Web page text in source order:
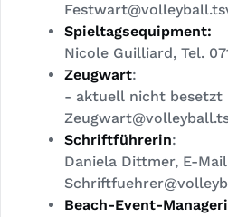
Spieltagsequipment:
Nicole Guilliard, Tel.
Zeugwart:
- aktuell nicht besetzt
Schriftführerin:
Daniela Dittmer, E-
Beach-Event-